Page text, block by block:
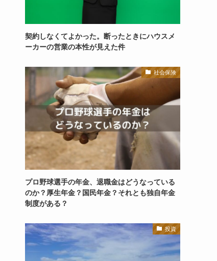
契約しなくてよかった。断ったときにハウスメ
ーカーの営業の本性が見えた件
社会保険
プロ野球選手の年金、退職金はどうなっている
のか？厚生年金？国民年金？それとも独自年金
制度がある？
投資